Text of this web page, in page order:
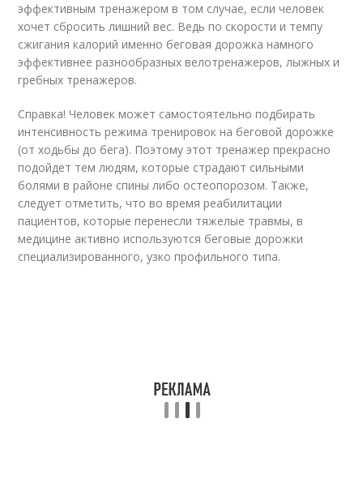
эффективным тренажером в том случае, если человек
хочет сбросить лишний вес. Ведь по скорости и темпу
сжигания калорий именно беговая дорожка намного
эффективнее разнообразных велотренажеров, лыжных и
гребных тренажеров.
Справка! Человек может самостоятельно подбирать
интенсивность режима тренировок на беговой дорожке
(от ходьбы до бега). Поэтому этот тренажер прекрасно
подойдет тем людям, которые страдают сильными
болями в районе спины либо остеопорозом. Также,
следует отметить, что во время реабилитации
пациентов, которые перенесли тяжелые травмы, в
медицине активно используются беговые дорожки
специализированного, узко профильного типа.